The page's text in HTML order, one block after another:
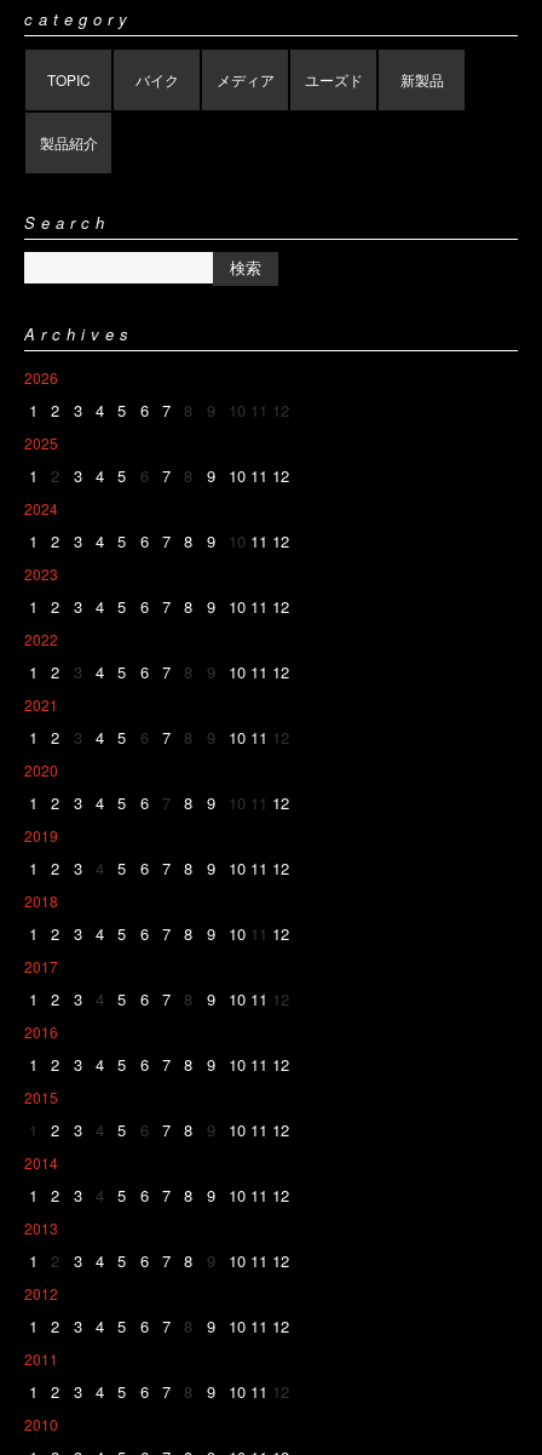
category
TOPIC バイク メディア ユーズド 新製品
製品紹介
Search
Archives
2026
1 2 3 4 5 6 7 8 9 10 11 12
2025
1 2 3 4 5 6 7 8 9 10 11 12
2024
1 2 3 4 5 6 7 8 9 10 11 12
2023
1 2 3 4 5 6 7 8 9 10 11 12
2022
1 2 3 4 5 6 7 8 9 10 11 12
2021
1 2 3 4 5 6 7 8 9 10 11 12
2020
1 2 3 4 5 6 7 8 9 10 11 12
2019
1 2 3 4 5 6 7 8 9 10 11 12
2018
1 2 3 4 5 6 7 8 9 10 11 12
2017
1 2 3 4 5 6 7 8 9 10 11 12
2016
1 2 3 4 5 6 7 8 9 10 11 12
2015
1 2 3 4 5 6 7 8 9 10 11 12
2014
1 2 3 4 5 6 7 8 9 10 11 12
2013
1 2 3 4 5 6 7 8 9 10 11 12
2012
1 2 3 4 5 6 7 8 9 10 11 12
2011
1 2 3 4 5 6 7 8 9 10 11 12
2010